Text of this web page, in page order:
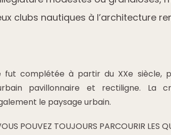
clubs nautiques à l’architecture
fut complétée à partir du XXe siècle,
pavillonnaire et rectiligne. La
le paysage urbain.
POUVEZ TOUJOURS PARCOURIR LES